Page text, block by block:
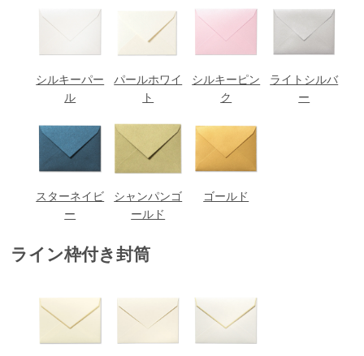
シルキーパー
ル
パールホワイ
ト
シルキーピン
ク
ライトシルバ
ー
スターネイビ
ー
シャンパンゴ
ールド
ゴールド
ライン枠付き封筒